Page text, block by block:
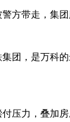
方带走，集
团，是万科
压力，叠加